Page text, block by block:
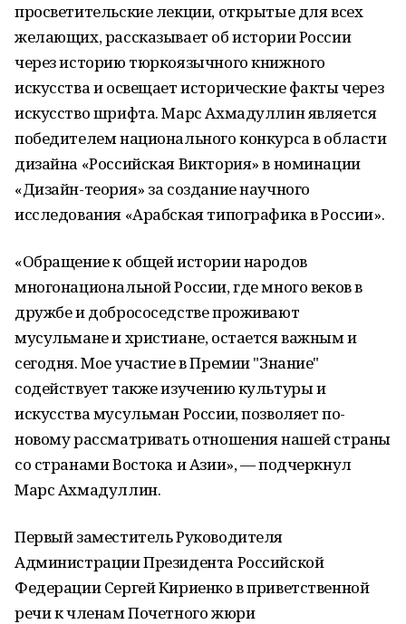
просветительские лекции, открытые для всех
желающих, рассказывает об истории России
через историю тюркоязычного книжного
искусства и освещает исторические факты через
искусство шрифта. Марс Ахмадуллин является
победителем национального конкурса в области
дизайна «Российская Виктория» в номинации
«Дизайн-теория» за создание научного
исследования «Арабская типографика в России».
«Обращение к общей истории народов
многонациональной России, где много веков в
дружбе и добрососедстве проживают
мусульмане и христиане, остается важным и
сегодня. Мое участие в Премии "Знание"
содействует также изучению культуры и
искусства мусульман России, позволяет по-
новому рассматривать отношения нашей страны
со странами Востока и Азии», — подчеркнул
Марс Ахмадуллин.
Первый заместитель Руководителя
Администрации Президента Российской
Федерации Сергей Кириенко в приветственной
речи к членам Почетного жюри